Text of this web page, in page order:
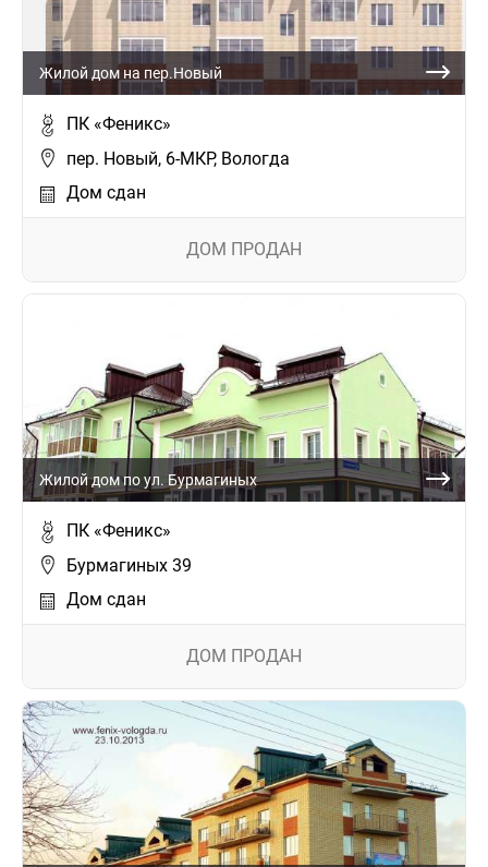
Жилой дом на пер.Новый
ПК «Феникс»
пер. Новый, 6-МКР, Вологда
Дом сдан
ДОМ ПРОДАН
Жилой дом по ул. Бурмагиных
ПК «Феникс»
Бурмагиных 39
Дом сдан
ДОМ ПРОДАН